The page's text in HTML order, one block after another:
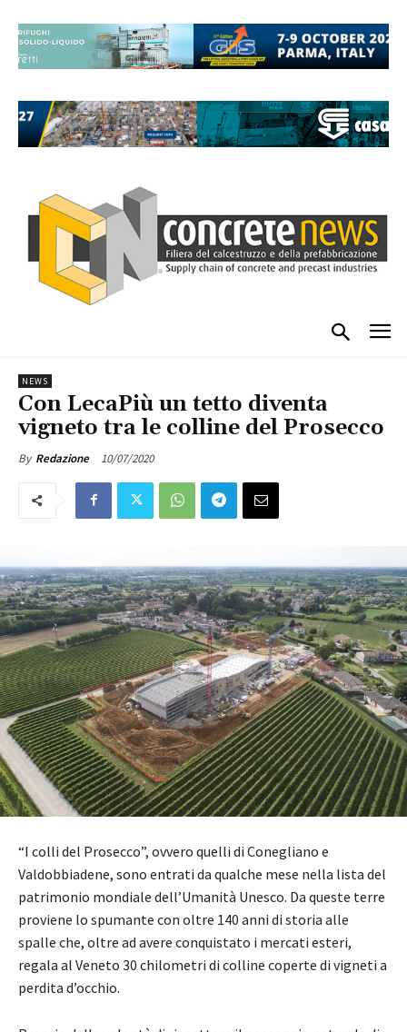
NEWS
Con LecaPiù un tetto diventa
vigneto tra le colline del Prosecco
By Redazione 10/07/2020
“I colli del Prosecco”, ovvero quelli di Conegliano e
Valdobbiadene, sono entrati da qualche mese nella lista del
patrimonio mondiale dell’Umanità Unesco. Da queste terre
proviene lo spumante con oltre 140 anni di storia alle
spalle che, oltre ad avere conquistato i mercati esteri,
regala al Veneto 30 chilometri di colline coperte di vigneti a
perdita d’occhio.